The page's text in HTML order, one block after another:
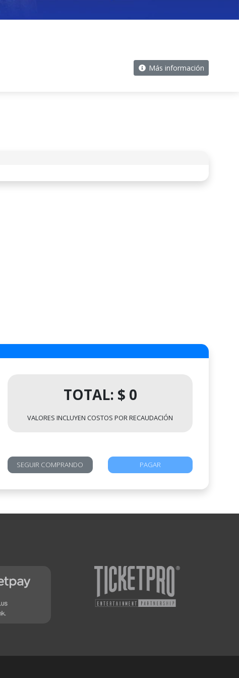
Más información
TOTAL: $ 0
VALORES INCLUYEN COSTOS POR RECAUDACIÓN
SEGUIR COMPRANDO PAGAR